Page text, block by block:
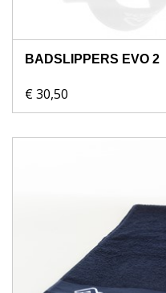
BADSLIPPERS EVO 2
€ 30,50